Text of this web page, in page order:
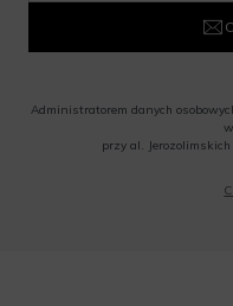
Administratorem danych
przy al. Jerozolimskich
o.o. informacji handlowych,